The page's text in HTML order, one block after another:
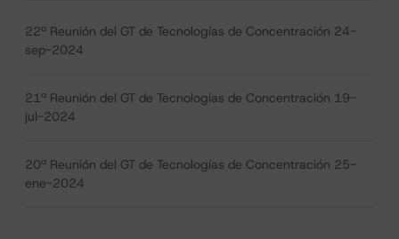
22ª Reunión del GT de Tecnologías de Concentración 24-
sep-2024
21ª Reunión del GT de Tecnologías de Concentración 19-
jul-2024
20ª Reunión del GT de Tecnologías de Concentración 25-
ene-2024